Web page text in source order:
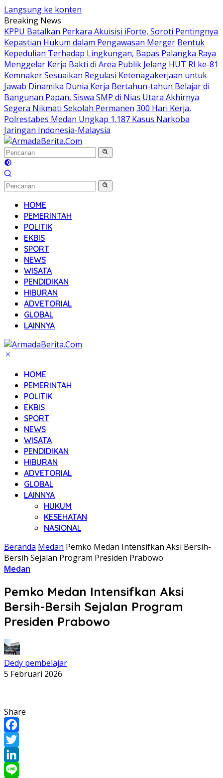
Langsung ke konten
Breaking News
KPPU Batalkan Perkara Akuisisi iForte, Soroti Pentingnya
Kepastian Hukum dalam Pengawasan Merger Bentuk
Kepedulian Terhadap Lingkungan, Bapas Palangka Raya
Menggelar Kerja Bakti di Area Publik Jelang HUT RI ke-81
Kemnaker Sesuaikan Regulasi Ketenagakerjaan untuk
Jawab Dinamika Dunia Kerja Bertahun-tahun Belajar di
Bangunan Papan, Siswa SMP di Nias Utara Akhirnya
Segera Nikmati Sekolah Permanen 300 Hari Kerja,
Polrestabes Medan Ungkap 1.187 Kasus Narkoba
Jaringan Indonesia-Malaysia
HOME
PEMERINTAH
POLITIK
EKBIS
SPORT
NEWS
WISATA
PENDIDIKAN
HIBURAN
ADVETORIAL
GLOBAL
LAINNYA
HOME
PEMERINTAH
POLITIK
EKBIS
SPORT
NEWS
WISATA
PENDIDIKAN
HIBURAN
ADVETORIAL
GLOBAL
LAINNYA
HUKUM
KESEHATAN
NASIONAL
Beranda Medan Pemko Medan Intensifkan Aksi Bersih-
Bersih Sejalan Program Presiden Prabowo
Medan
Pemko Medan Intensifkan Aksi
Bersih-Bersih Sejalan Program
Presiden Prabowo
Dedy pembelajar
5 Februari 2026
Share
Facebook
Twitter
LinkedIn